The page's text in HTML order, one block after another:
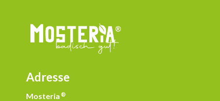
Adresse
Mosteria ®